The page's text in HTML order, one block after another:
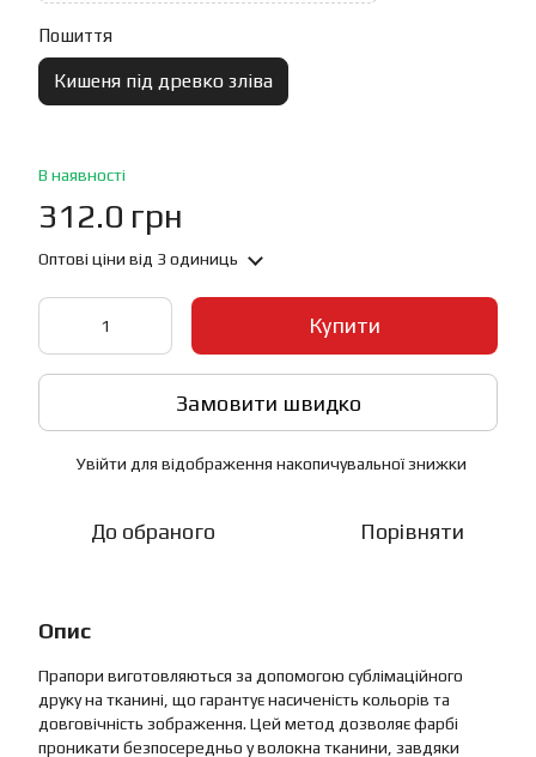
Пошиття
Кишеня під древко зліва
В наявності
312.0 грн
Оптові ціни від 3 одиниць
Купити
Замовити швидко
Увійти для відображення накопичувальної знижки
До обраного Порівняти
Опис
Прапори виготовляються за допомогою сублімаційного
друку на тканині, що гарантує насиченість кольорів та
довговічність зображення. Цей метод дозволяє фарбі
проникати безпосередньо у волокна тканини, завдяки